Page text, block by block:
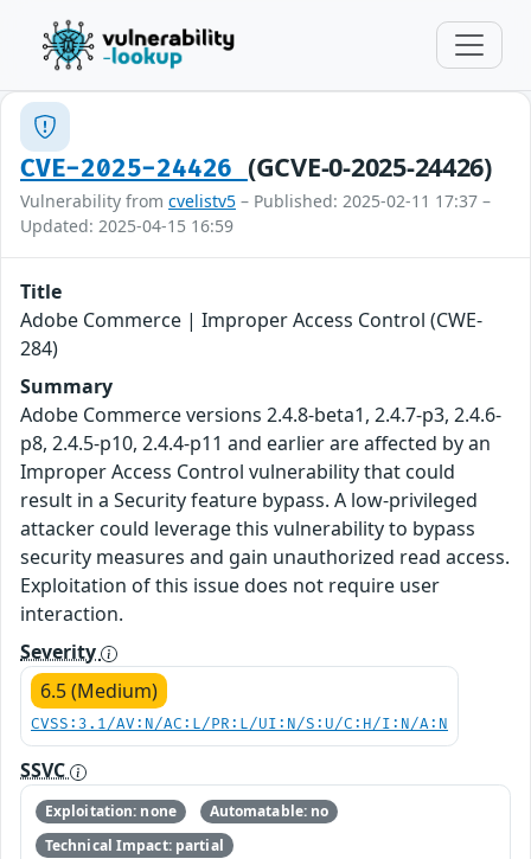
CVE-2025-24426 (GCVE-0-2025-24426)
Vulnerability from cvelistv5 – Published: 2025-02-11 17:37 –
Updated: 2025-04-15 16:59
Title
Adobe Commerce | Improper Access Control (CWE-
284)
Summary
Adobe Commerce versions 2.4.8-beta1, 2.4.7-p3, 2.4.6-
p8, 2.4.5-p10, 2.4.4-p11 and earlier are affected by an
Improper Access Control vulnerability that could
result in a Security feature bypass. A low-privileged
attacker could leverage this vulnerability to bypass
security measures and gain unauthorized read access.
Exploitation of this issue does not require user
interaction.
Severity
6.5 (Medium)
CVSS:3.1/AV:N/AC:L/PR:L/UI:N/S:U/C:H/I:N/A:N
SSVC
Exploitation: none
Automatable: no
Technical Impact: partial